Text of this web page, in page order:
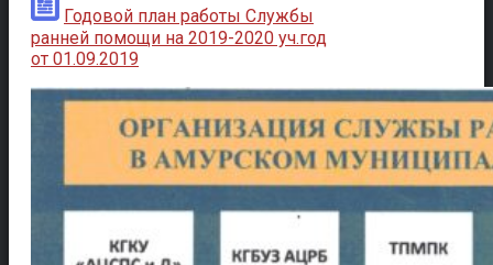
Годовой план работы Службы
ранней помощи на 2019-2020 уч.год
от 01.09.2019